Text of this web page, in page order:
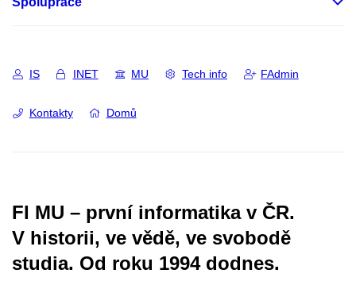
IS INET MU Tech info FAdmin
Kontakty Domů
FI MU – první informatika v ČR.
V historii, ve vědě, ve svobodě
studia. Od roku 1994 dodnes.